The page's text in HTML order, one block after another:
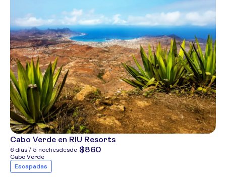
Cabo Verde en RIU Resorts
6 días / 5 nochesdesde $860
Cabo Verde
Escapadas